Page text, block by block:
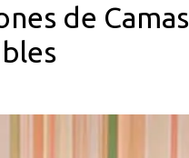
de Camas